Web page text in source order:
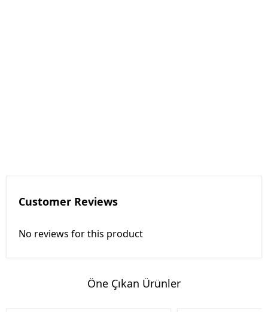
Customer Reviews
No reviews for this product
Öne Çıkan Ürünler